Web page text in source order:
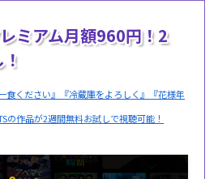
ミアム月額960円！2
食ください』『冷蔵庫をよろしく』『花様年
の作品が2週間無料お試しで視聴可能！